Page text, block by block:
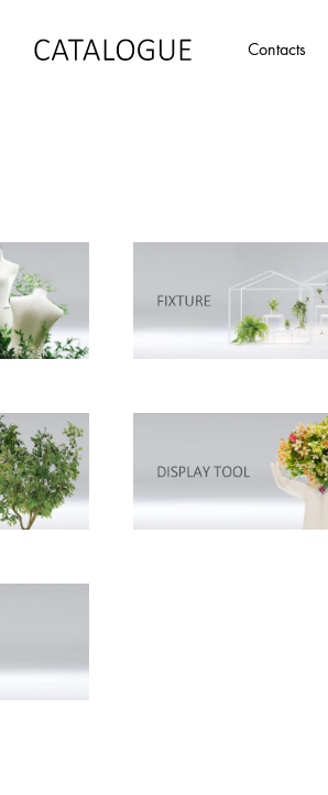
パ
ー
ル
イ
ア
の
商
品
タ
ロ
グ
形
で
介
し
Contacts